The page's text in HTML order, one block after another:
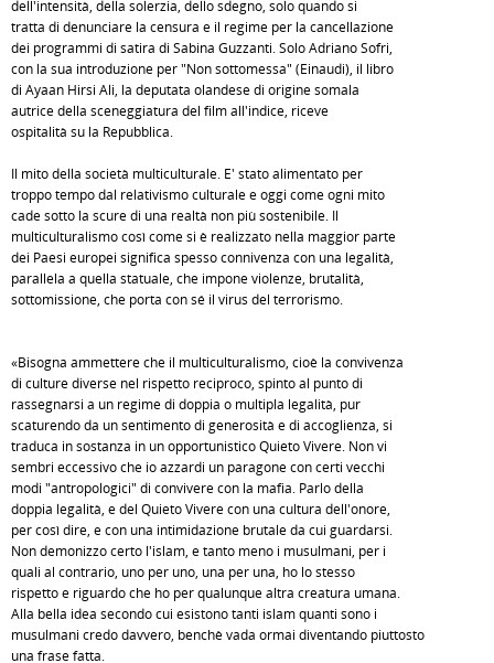
dell'intensità, della solerzia, dello sdegno, solo quando si
tratta di denunciare la censura e il regime per la cancellazione
dei programmi di satira di Sabina Guzzanti. Solo Adriano Sofri,
con la sua introduzione per "Non sottomessa" (Einaudi), il libro
di Ayaan Hirsi Ali, la deputata olandese di origine somala
autrice della sceneggiatura del film all'indice, riceve
ospitalità su la Repubblica.
Il mito della società multiculturale. E' stato alimentato per
troppo tempo dal relativismo culturale e oggi come ogni mito
cade sotto la scure di una realtà non più sostenibile. Il
multiculturalismo così come si è realizzato nella maggior parte
dei Paesi europei significa spesso connivenza con una legalità,
parallela a quella statuale, che impone violenze, brutalità,
sottomissione, che porta con sé il virus del terrorismo.
«Bisogna ammettere che il multiculturalismo, cioè la convivenza
di culture diverse nel rispetto reciproco, spinto al punto di
rassegnarsi a un regime di doppia o multipla legalità, pur
scaturendo da un sentimento di generosità e di accoglienza, si
traduca in sostanza in un opportunistico Quieto Vivere. Non vi
sembri eccessivo che io azzardi un paragone con certi vecchi
modi "antropologici" di convivere con la mafia. Parlo della
doppia legalità, e del Quieto Vivere con una cultura dell'onore,
per così dire, e con una intimidazione brutale da cui guardarsi.
Non demonizzo certo l'islam, e tanto meno i musulmani, per i
quali al contrario, uno per uno, una per una, ho lo stesso
rispetto e riguardo che ho per qualunque altra creatura umana.
Alla bella idea secondo cui esistono tanti islam quanti sono i
musulmani credo davvero, benchè vada ormai diventando piuttosto
una frase fatta.